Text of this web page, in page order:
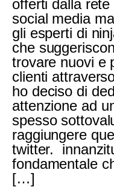
offerti dalla
social media
gli esperti di
che
trovare nuovi e
clienti
ho deciso di
attenzione ad
spesso
raggiungere
twitter.
fondamentale
[…]